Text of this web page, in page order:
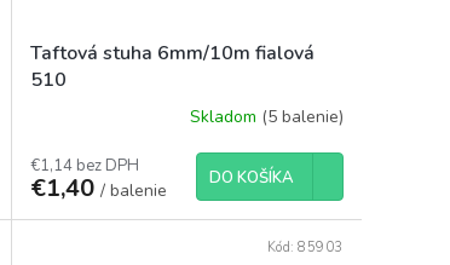
Taftová stuha 6mm/10m fialová
510
Skladom (5 balenie)
€1,14 bez DPH
€1,40 / balenie
DO KOŠÍKA
Kód:85903